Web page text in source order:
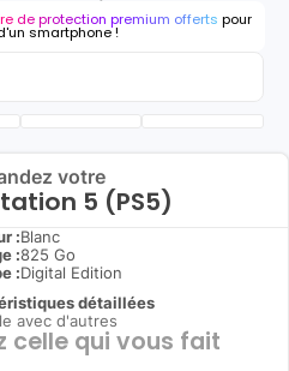
de protection premium offerts pour
smartphone !
votre
5 (PS5)
:Blanc
:825 Go
:Digital Edition
détaillées
avec d'autres
celle qui vous fait